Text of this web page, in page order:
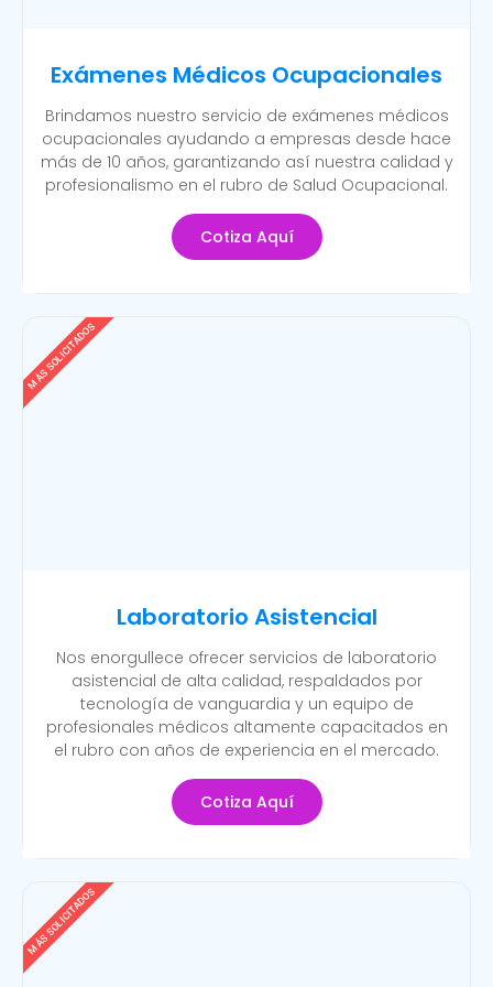
Exámenes Médicos Ocupacionales
Brindamos nuestro servicio de exámenes médicos
ocupacionales ayudando a empresas desde hace
más de 10 años, garantizando así nuestra calidad y
profesionalismo en el rubro de Salud Ocupacional.
Cotiza Aquí
Laboratorio Asistencial
Nos enorgullece ofrecer servicios de laboratorio
asistencial de alta calidad, respaldados por
tecnología de vanguardia y un equipo de
profesionales médicos altamente capacitados en
el rubro con años de experiencia en el mercado.
Cotiza Aquí
MÁS SOLICITADOS
MÁS SOLICITADOS